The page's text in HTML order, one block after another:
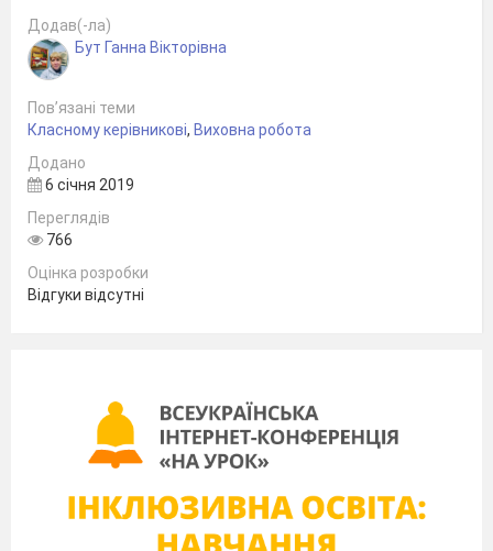
Додав(-ла)
Бут Ганна Вікторівна
Пов’язані теми
Класному керівникові, Виховна робота
Додано
6 січня 2019
Переглядів
766
Оцінка розробки
Відгуки відсутні